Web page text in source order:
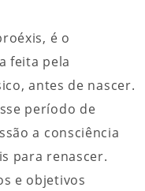
é o
feita pela
antes de nascer.
período de
a consciência
para renascer.
e objetivos